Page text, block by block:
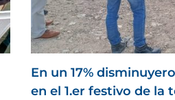
En un 17%
en el 1.er festivo de la